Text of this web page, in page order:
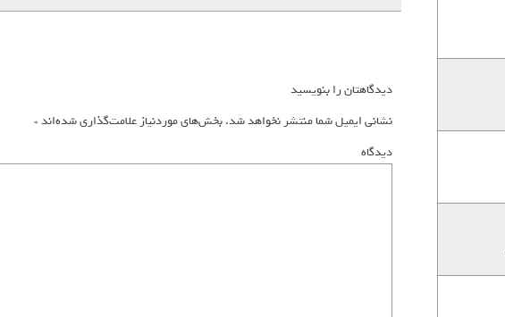
دیدگاهتان را بنویسید
نشانی ایمیل شما منتشر نخواهد شد.بخش‌های موردنیاز علامت‌گذاری شده‌اند*
دیدگاه